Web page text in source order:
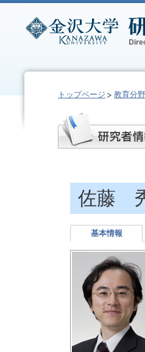
トップページ 教育分
佐藤
基本情報